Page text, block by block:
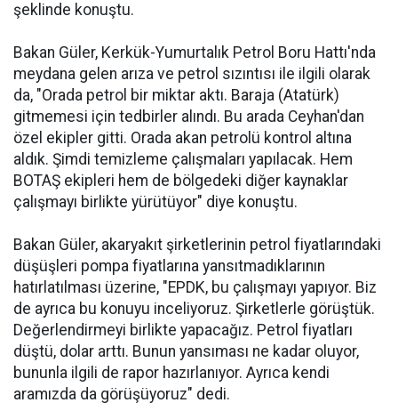
şeklinde konuştu.
Bakan Güler, Kerkük-Yumurtalık Petrol Boru Hattı'nda
meydana gelen arıza ve petrol sızıntısı ile ilgili olarak
da, "Orada petrol bir miktar aktı. Baraja (Atatürk)
gitmemesi için tedbirler alındı. Bu arada Ceyhan'dan
özel ekipler gitti. Orada akan petrolü kontrol altına
aldık. Şimdi temizleme çalışmaları yapılacak. Hem
BOTAŞ ekipleri hem de bölgedeki diğer kaynaklar
çalışmayı birlikte yürütüyor" diye konuştu.
Bakan Güler, akaryakıt şirketlerinin petrol fiyatlarındaki
düşüşleri pompa fiyatlarına yansıtmadıklarının
hatırlatılması üzerine, "EPDK, bu çalışmayı yapıyor. Biz
de ayrıca bu konuyu inceliyoruz. Şirketlerle görüştük.
Değerlendirmeyi birlikte yapacağız. Petrol fiyatları
düştü, dolar arttı. Bunun yansıması ne kadar oluyor,
bununla ilgili de rapor hazırlanıyor. Ayrıca kendi
aramızda da görüşüyoruz" dedi.